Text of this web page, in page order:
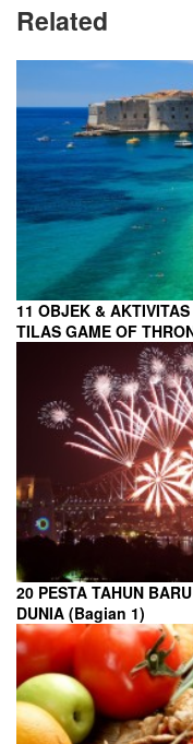
Related
11 OBJEK &
TILAS GAME OF
20 PESTA TAHUN
DUNIA (Bagian 1)